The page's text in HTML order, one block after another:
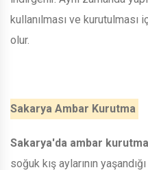
kullanılması ve kurutulması
olur.
Sakarya Ambar Kurutma
Sakarya'da ambar
soğuk kış aylarının